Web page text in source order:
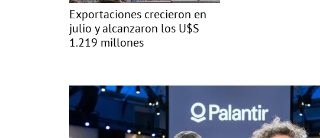
Exportaciones crecieron en
julio y alcanzaron los U$S
1.219 millones